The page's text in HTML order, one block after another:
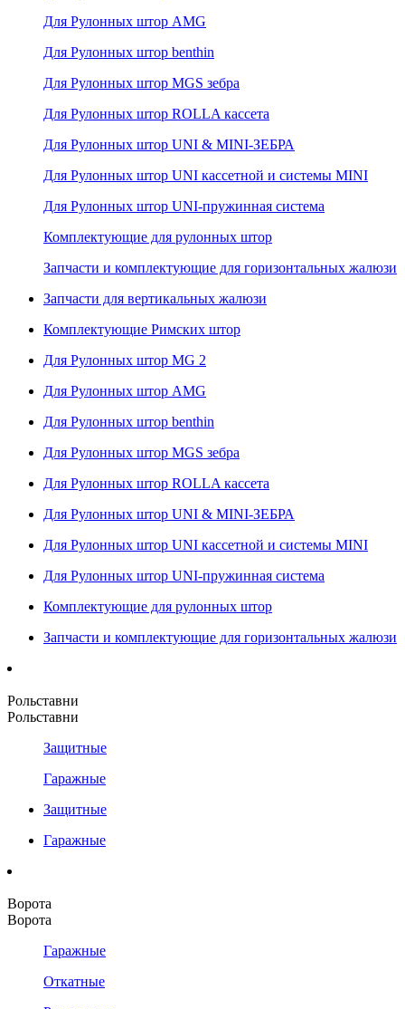
Для Рулонных штор AMG
Для Рулонных штор benthin
Для Рулонных штор MGS зебра
Для Рулонных штор ROLLA кассета
Для Рулонных штор UNI & MINI-ЗЕБРА
Для Рулонных штор UNI кассетной и системы MINI
Для Рулонных штор UNI-пружинная система
Комплектующие для рулонных штор
Запчасти и комплектующие для горизонтальных жалюзи
Запчасти для вертикальных жалюзи
Комплектующие Римских штор
Для Рулонных штор MG 2
Для Рулонных штор AMG
Для Рулонных штор benthin
Для Рулонных штор MGS зебра
Для Рулонных штор ROLLA кассета
Для Рулонных штор UNI & MINI-ЗЕБРА
Для Рулонных штор UNI кассетной и системы MINI
Для Рулонных штор UNI-пружинная система
Комплектующие для рулонных штор
Запчасти и комплектующие для горизонтальных жалюзи
Рольставни
Рольставни
Защитные
Гаражные
Защитные
Гаражные
Ворота
Ворота
Гаражные
Откатные